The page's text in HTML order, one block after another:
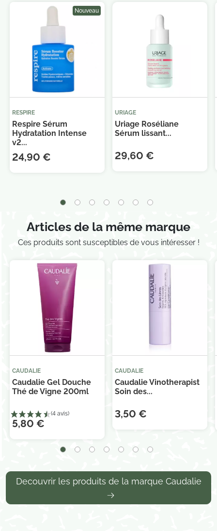
Nouveau
RESPIRE
Respire Sérum
Hydratation Intense
v2...
24,90 €
URIAGE
Uriage Roséliane
Sérum lissant...
29,60 €
Articles de la même marque
Ces produits sont susceptibles de vous intéresser !
CAUDALIE
Caudalie Gel Douche
Thé de Vigne 200ml
5,80 €
CAUDALIE
Caudalie Vinotherapist
Soin des...
3,50 €
Decouvrir les produits de la marque Caudalie
Je consens également à recevoir les offres
confidentialité.